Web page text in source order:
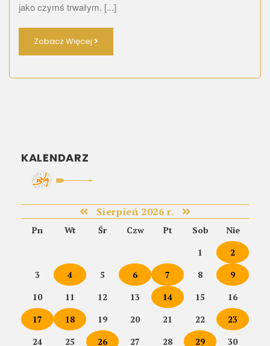
jako czymś trwałym. [...]
Zobacz Więcej
KALENDARZ
Sierpień 2026 r.
Pn Wt Śr Czw Pt Sob
Nie
1
2
3
4 5 6 7 8
9
10
11 12 13 14 15
16
17
18 19 20 21 22
23
24
25 26 27 28 29 30